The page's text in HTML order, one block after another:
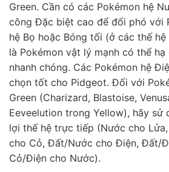
Green. Cần có các Pokémon hệ
công Đặc biệt cao để đối phó với
hệ Bọ hoặc Bóng tối (ở các thế
là Pokémon vật lý mạnh có thể hạ
nhanh chóng. Các Pokémon hệ
chọn tốt cho Pidgeot. Đối với
Green (Charizard, Blastoise,
Eeveelution trong Yellow), hãy sử
lợi thế hệ trực tiếp (Nước cho
cho Cỏ, Đất/Nước cho Điện, Đất/
Cỏ/Điện cho Nước).